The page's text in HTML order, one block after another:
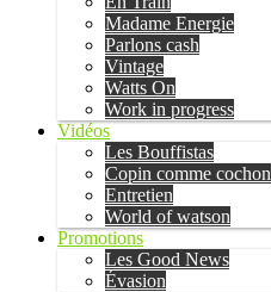
Madame Energie
Parlons cash
Vintage
Watts On
Work in progress
Vidéos
Les Bouffistas
Copin comme cochon
Entretien
World of watson
Promotions
Les Good News
Évasion